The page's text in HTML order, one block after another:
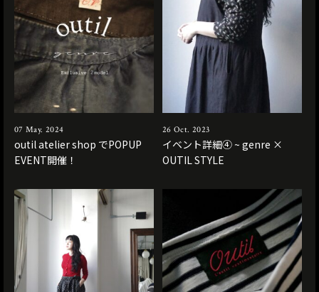
07 May. 2024
outil atelier shop でPOPUP
EVENT開催！
26 Oct. 2023
イベント詳細④ ~ genre ×
OUTIL STYLE